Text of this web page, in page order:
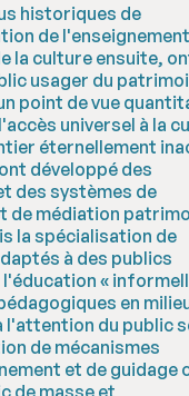
historiques de
de l'enseignement
la culture ensuite,
usager du
point de vue
universel à la
éternellement
développé des
des systèmes de
de médiation
la spécialisation de
à des publics
«
en
l'attention du public
de mécanismes
et de guidage
de masse et